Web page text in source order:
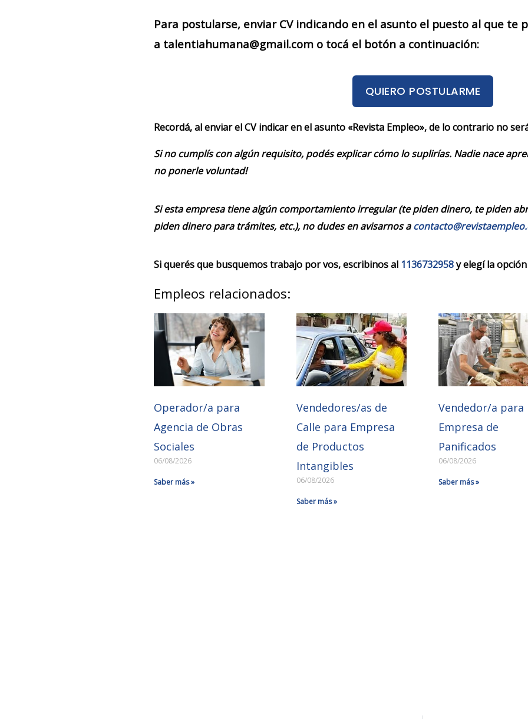
Para postularse, enviar CV indicando en el asunto el puesto al que te
a talentiahumana@gmail.com o tocá el botón a continuación:
QUIERO POSTULARME
Recordá, al enviar el CV indicar en el asunto «Revista Empleo», de lo contrario no
Si no cumplís con algún requisito, podés explicar cómo lo suplirías. Nadie nace
no ponerle voluntad!
Si esta empresa tiene algún comportamiento irregular (te piden dinero, te piden
piden dinero para trámites, etc.), no dudes en avisarnos a
Si querés que busquemos trabajo por vos, escribinos al 1136732958y elegí la
Empleos relacionados:
Operador/a para
Agencia de Obras
Sociales
06/08/2026
Saber más »
Vendedores/as de
Calle para Empresa
de Productos
Intangibles
06/08/2026
Saber más »
Vendedor/a para
Empresa de
Panificados
06/08/2026
Saber más »